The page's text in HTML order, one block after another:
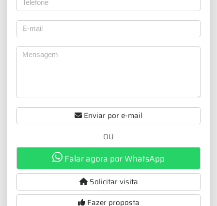
Enviar por e-mail
OU
Falar agora por WhatsApp
Solicitar visita
Fazer proposta